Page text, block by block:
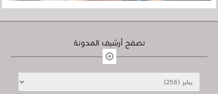
تصفح أرشيف المدونة